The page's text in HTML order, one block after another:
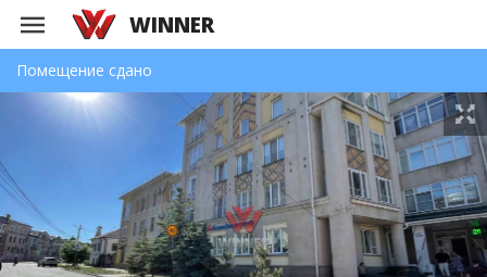
WINNER
Помещение сдано